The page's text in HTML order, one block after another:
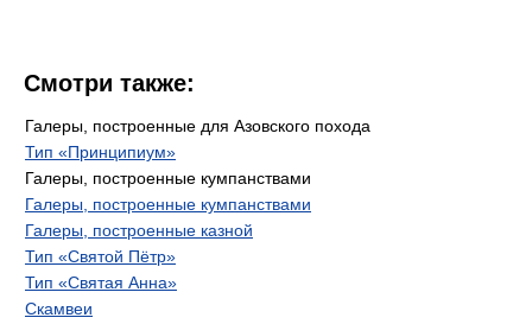
Смотри также:
Галеры, построенные для Азовского похода
Тип «Принципиум»
Галеры, построенные кумпанствами
Галеры, построенные кумпанствами
Галеры, построенные казной
Тип «Святой Пётр»
Тип «Святая Анна»
Скамвеи